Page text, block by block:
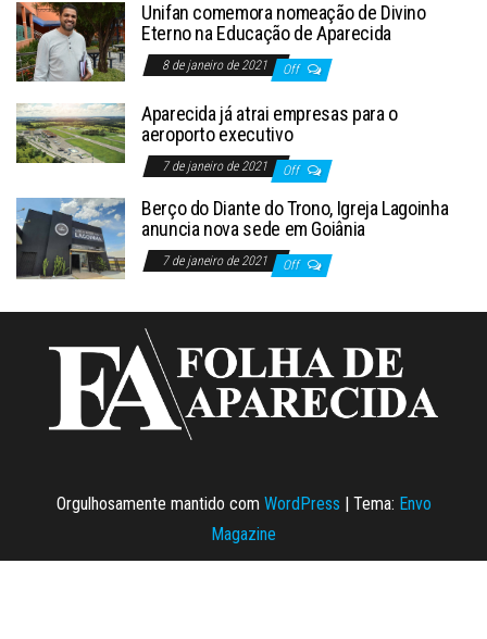
Unifan comemora nomeação de Divino
Eterno na Educação de Aparecida
8 de janeiro de 2021 Off
Aparecida já atrai empresas para o
aeroporto executivo
7 de janeiro de 2021 Off
Berço do Diante do Trono, Igreja Lagoinha
anuncia nova sede em Goiânia
7 de janeiro de 2021 Off
Orgulhosamente mantido com WordPress | Tema: Envo
Magazine